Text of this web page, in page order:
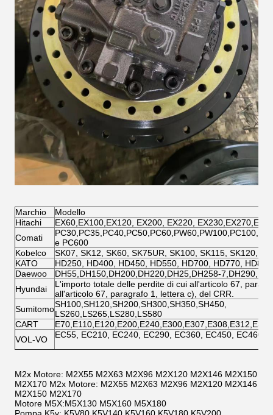
Marchio
Modello
Hitachi
EX60,EX100,EX120, EX200, EX220,
Comati
e PC600
Kobelco
SK07, SK12, SK60, SK75UR, SK100, SK115, SK120,
KATO
HD250, HD400, HD450, HD550, HD700, HD770,
Daewoo
DH55,DH150,DH200,DH220,DH25,DH258-
Hyundai
L'importo totale delle perdite di cui all'articolo 67,
all'articolo 67, paragrafo 1, lettera c), del CRR.
SumitomoSH100,SH120,SH200,SH300,SH350,SH450,
LS260,LS265,LS280,LS580
CART
VOL-VO
EC55, EC210, EC240, EC290, EC360, EC450, EC460
M2x Motore: M2X55 M2X63 M2X96 M2X120 M2X146 M2X150
M2X170 M2x Motore: M2X55 M2X63 M2X96 M2X120 M2X146
M2X150 M2X170
Motore M5X:M5X130 M5X160 M5X180